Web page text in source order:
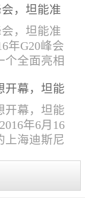
根据石英,
岗石晶面处
下要点：
工具石材翻
处理机、吸
机、花岗
国海洋生物
们发现至
在塑料污染
发动当地
提高公众对
...
，坦能准
，坦能准
G20峰会
个全面亮相
界人民检阅
国元首齐聚
丽西湖景色
象就是杭州
举办的核心
奥体中
心、超高层
开幕，坦能
开幕，坦能
年6月16
上海迪斯尼
、宝藏
幻世界，